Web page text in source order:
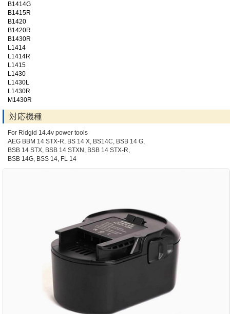
B1414G
B1415R
B1420
B1420R
B1430R
L1414
L1414R
L1415
L1430
L1430L
L1430R
M1430R
対応機種
For Ridgid 14.4v power tools
AEG BBM 14 STX-R, BS 14 X, BS14C, BSB 14 G,
BSB 14 STX, BSB 14 STXN, BSB 14 STX-R,
BSB 14G, BSS 14, FL 14